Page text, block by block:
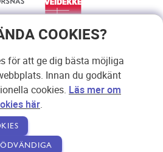
COOKIES?
för att ge dig bästa möjliga
Innan du godkänt
cookies. Läs mer om
här.